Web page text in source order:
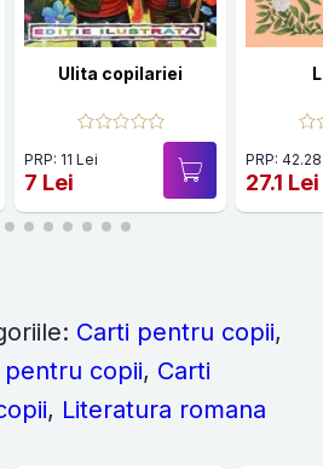
Ulita copilariei
PRP: 11 Lei
7 Lei
PRP:
27.1 Lei
Carti pentru copii,
copii, Carti
, Literatura romana